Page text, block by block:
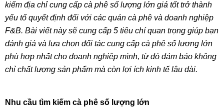
kiếm địa chỉ cung cấp cà phê số lượng lớn giá tốt trở thành
yếu tố quyết định đối với các quán cà phê và doanh nghiệp
F&B. Bài viết này sẽ cung cấp 5 tiêu chí quan trọng giúp bạn
đánh giá và lựa chọn đối tác cung cấp cà phê số lượng lớn
phù hợp nhất cho doanh nghiệp mình, từ đó đảm bảo không
chỉ chất lượng sản phẩm mà còn lợi ích kinh tế lâu dài.
Nhu cầu tìm kiếm cà phê số lượng lớn